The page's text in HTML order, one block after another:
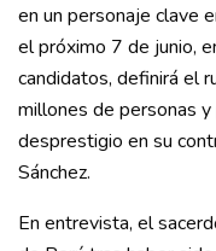
en un personaje clave
el próximo 7 de junio,
candidatos, definirá el
millones de personas
desprestigio en su
Sánchez.
En entrevista, el